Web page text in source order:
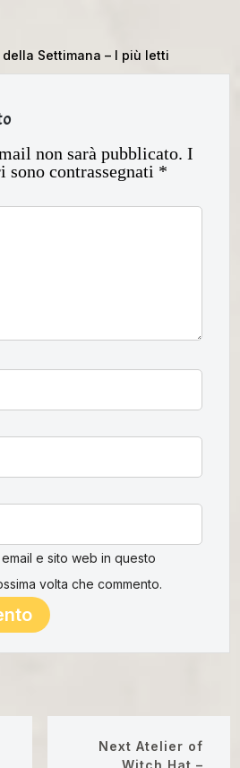
Settimana – I più letti
non sarà pubblicato. I
contrassegnati *
e sito web in questo
volta che commento.
Next Atelier of
Witch Hat –